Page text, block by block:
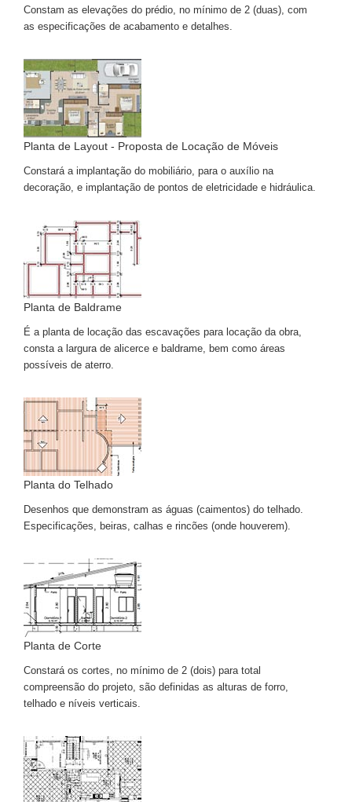
Constam as elevações do prédio, no mínimo de 2 (duas), com
as especificações de acabamento e detalhes.
Planta de Layout - Proposta de Locação de Móveis
Constará a implantação do mobiliário, para o auxílio na
decoração, e implantação de pontos de eletricidade e hidráulica.
Planta de Baldrame
É a planta de locação das escavações para locação da obra,
consta a largura de alicerce e baldrame, bem como áreas
possíveis de aterro.
Planta do Telhado
Desenhos que demonstram as águas (caimentos) do telhado.
Especificações, beiras, calhas e rincões (onde houverem).
Planta de Corte
Constará os cortes, no mínimo de 2 (dois) para total
compreensão do projeto, são definidas as alturas de forro,
telhado e níveis verticais.